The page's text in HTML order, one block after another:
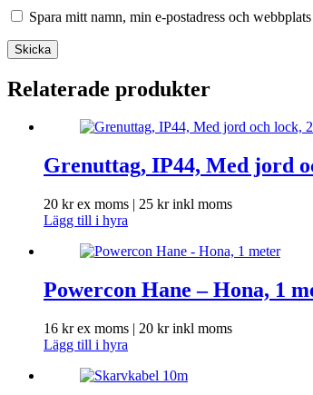
Spara mitt namn, min e-postadress och
Skicka
Relaterade produkter
Grenuttag, IP44, Med jord
20 krex moms | 25 krinkl moms
Lägg till i hyra
Powercon Hane – Hona, 1
16 krex moms | 20 krinkl moms
Lägg till i hyra